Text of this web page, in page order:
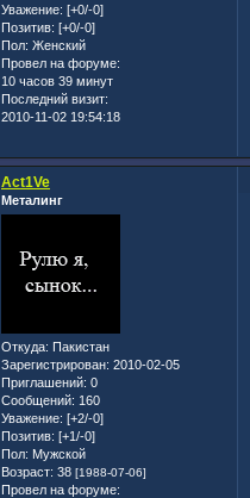
Уважение: [+0/-0]
Позитив: [+0/-0]
Пол: Женский
Провел на форуме:
10 часов 39 минут
Последний визит:
2010-11-02 19:54:18
Act1Ve
Металинг
Откуда: Пакистан
Зарегистрирован: 2010-02-05
Приглашений: 0
Сообщений: 160
Уважение: [+2/-0]
Позитив: [+1/-0]
Пол: Мужской
Возраст: 38 [1988-07-06]
Провел на форуме: